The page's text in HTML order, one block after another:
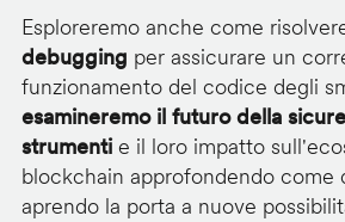
Esploreremo anche come
debugging per assicurare un
funzionamento del codice degli
esamineremo il futuro della
strumentie il loro impatto
blockchain approfondendo come
aprendo la porta a nuove